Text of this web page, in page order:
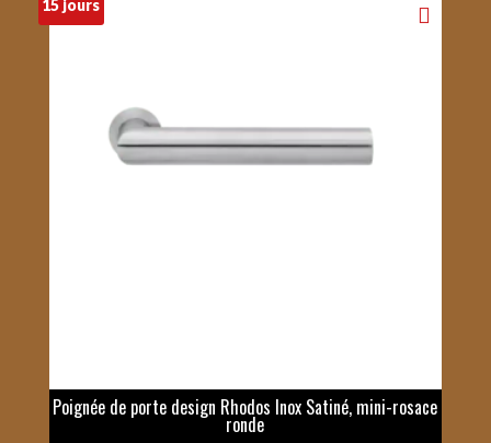
15 jours
Poignée de porte design Rhodos Inox Satiné, mini-rosace
ronde